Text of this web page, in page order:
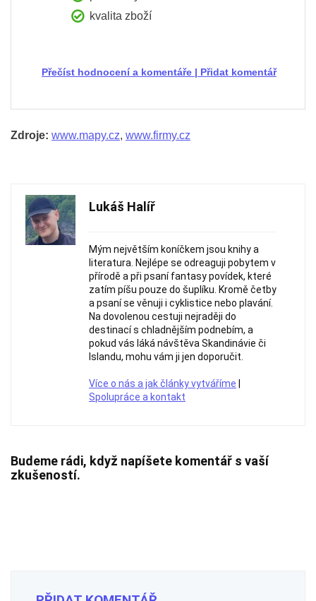
kvalita zboží
Přidat komentář
|
Přečíst hodnocení a komentáře
Zdroje: www.mapy.cz, www.firmy.cz
Lukáš Halíř
Mým největším koníčkem jsou knihy a
literatura. Nejlépe se odreaguji pobytem v
přírodě a při psaní fantasy povídek, které
zatím píšu pouze do šuplíku. Kromě četby
a psaní se věnuji i cyklistice nebo plavání.
Na dovolenou cestuji nejraději do
destinací s chladnějším podnebím, a
pokud vás láká návštěva Skandinávie či
Islandu, mohu vám ji jen doporučit.
Více o nás a jak články vytváříme
Spolupráce a kontakt
Budeme rádi, když napíšete komentář s vaší
zkušeností.